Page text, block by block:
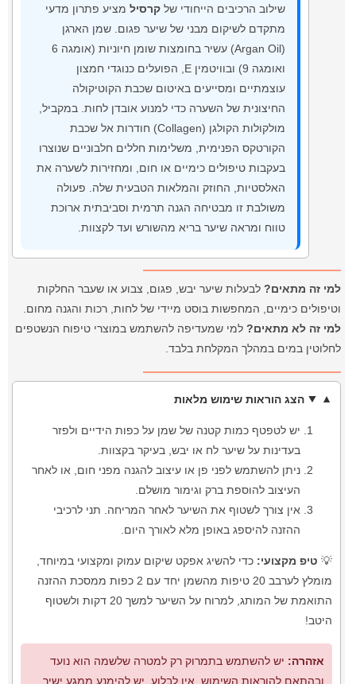
שילוב הרכיבים הייחודי שלקרסיל מציע פתרון מדעי
מתקדם לשיקום מבני של שיער פגום. שמן הארגן
(Argan Oil) עשיר בחומצות שומן חיוניות (אומגה 6
ואומגה 9) ובוויטמין E, הפועלים כנוגדי חמצון
עוצמתיים ומסייעים באיטום שכבת הקוטיקולה
החיצונית של השערה כדי למנוע אובדן לחות. במקביל,
מולקולות הקולגן (Collagen) חודרות אל שכבת
הקורטקס הפנימית, משלימות חללים חלבוניים שנוצרו
בעקבות טיפולים כימיים או חום, ומחזירות לשערה את
האלסטיות, החוזק והמלאות הטבעית שלה. פעולה
משולבת זו מבטיחה הגנה תרמית וסביבתית ארוכת
טווח ומראה שיער בריא מהשורש ועד לקצוות.
למי זה מתאים? לבעלות שיער יבש, פגום, צבוע או שעבר החלקות
וטיפולים כימיים, המחפשות בוסט מיידי של לחות, רכות והגנה מחום.
למי זה לא מתאים? למי שמעדיפה להשתמש במוצרי טיפוח הנשטפים
לחלוטין במים במהלך המקלחת בלבד.
הצג הוראות שימוש מלאות
יש לטפטף כמות קטנה של שמן על כפות הידיים ולפזר
בעדינות על שיער לח או יבש, בעיקר בקצוות.
ניתן להשתמש לפני פן או עיצוב להגנה מפני חום, או לאחר
העיצוב להוספת ברק וגימור מושלם.
אין צורך לשטוף את השיער לאחר המריחה. תני לרכיבי
ההזנה להיספג באופן מלא לאורך היום.
💡 טיפ מקצועי: כדי להשיג אפקט שיקום עמוק ומקצועי במיוחד,
מומלץ לערבב 20 טיפות מהשמן יחד עם 2 כפות ממסכת ההזנה
התואמת של המותג, למרוח על השיער למשך 20 דקות ולשטוף
היטב!
אזהרה: יש להשתמש בתמרוק רק למטרה שלשמה הוא נועד
ובהתאם להוראות השימוש. אין לבלוע. יש להימנע ממגע ישיר